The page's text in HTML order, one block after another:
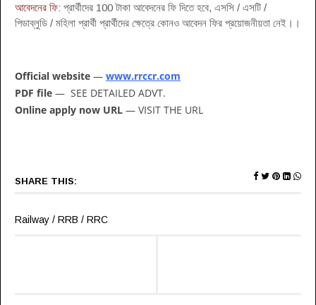
আবেদনের ফি: প্রার্থীদের 100 টাকা আবেদনের ফি দিতে হবে, এসসি / এসটি /
পিডাব্লুডি / মহিলা প্রার্থী প্রার্থীদের ক্ষেত্রে কোনও আবেদন ফির প্রয়োজনীয়তা নেই।।
Official website — www.rrccr.com
PDF file — SEE DETAILED ADVT.
Online apply now URL — VISIT THE URL
SHARE THIS:
Railway / RRB / RRC